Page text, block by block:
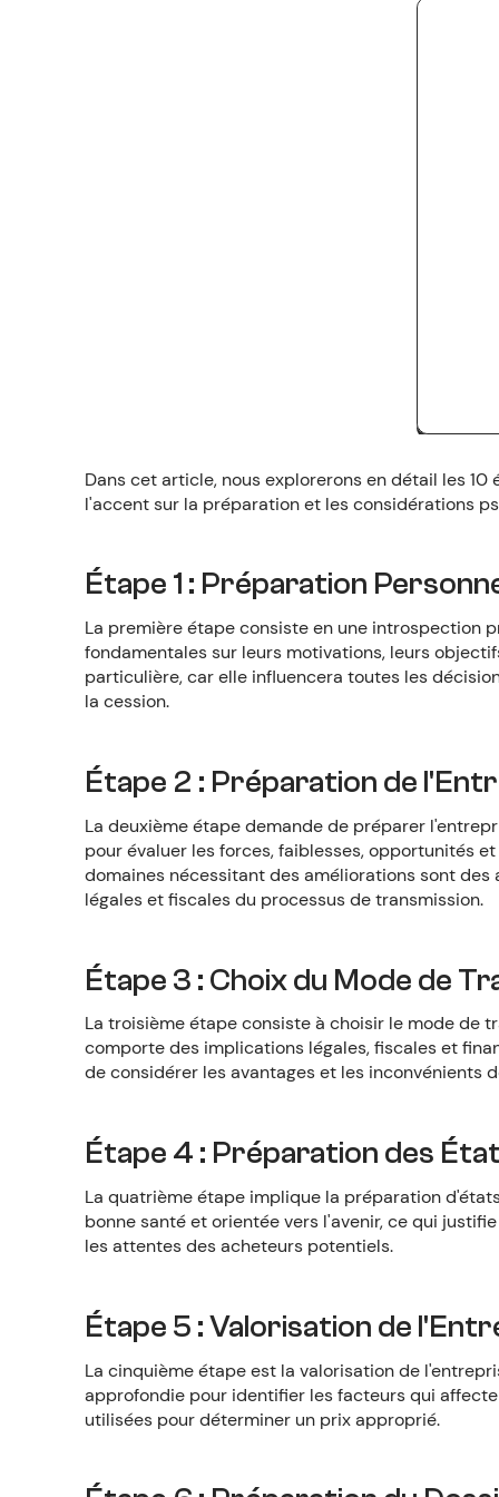
Dans cet article, nous explorerons en détail les
l'accent sur la préparation et les considérations
Étape 1 : Préparation
La première étape consiste en une introspection
fondamentales sur leurs motivations, leurs
particulière, car elle influencera toutes les
la cession.
Étape 2 : Préparation de
La deuxième étape demande de préparer
pour évaluer les forces, faiblesses, opportunités
domaines nécessitant des améliorations sont
légales et fiscales du processus de transmission.
Étape 3 : Choix du Mode de
La troisième étape consiste à choisir le mode de
comporte des implications légales, fiscales et
de considérer les avantages et les inconvénients
Étape 4 : Préparation des
La quatrième étape implique la préparation
bonne santé et orientée vers l'avenir, ce qui
les attentes des acheteurs potentiels.
Étape 5 : Valorisation de
La cinquième étape est la valorisation de
approfondie pour identifier les facteurs qui
utilisées pour déterminer un prix approprié.